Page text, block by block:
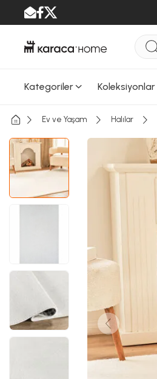
Kategoriler Koleksiyonlar
Ev ve Yaşam Halılar